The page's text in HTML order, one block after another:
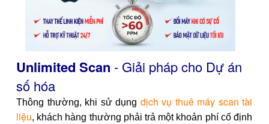
Unlimited Scan - Giải pháp cho Dự án
số hóa
Thông thường, khi sử dụng dịch vụ thuê máy scan tài
liệu, khách hàng thường phải trả một khoản phí cố định